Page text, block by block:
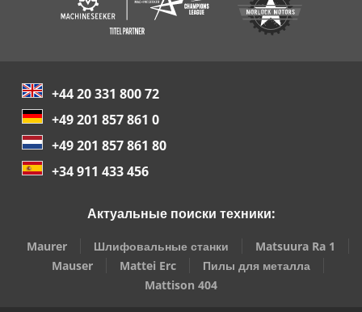
+44 20 331 800 72
+49 201 857 861 0
+49 201 857 861 80
+34 911 433 456
Актуальные поиски техники:
Maurer Шлифовальные станки
Matsuura Ra 1
Mauser
Mattei Erc
Пилы для металла
Mattison 404